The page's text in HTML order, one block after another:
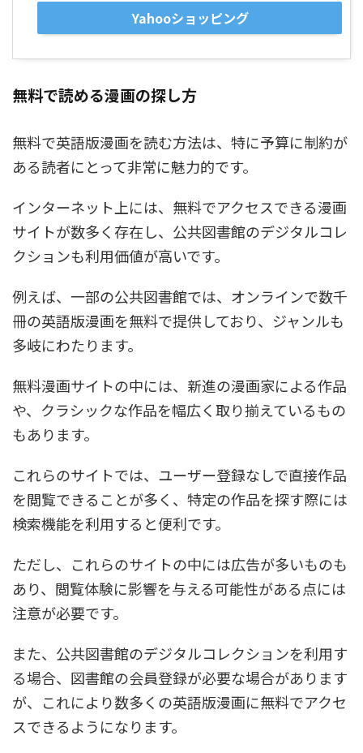
Yahooショッピング
無料で読める漫画の探し方
無料で英語版漫画を読む方法は、特に予算に制約が
ある読者にとって非常に魅力的です。
インターネット上には、無料でアクセスできる漫画
サイトが数多く存在し、公共図書館のデジタルコレ
クションも利用価値が高いです。
例えば、一部の公共図書館では、オンラインで数千
冊の英語版漫画を無料で提供しており、ジャンルも
多岐にわたります。
無料漫画サイトの中には、新進の漫画家による作品
や、クラシックな作品を幅広く取り揃えているもの
もあります。
これらのサイトでは、ユーザー登録なしで直接作品
を閲覧できることが多く、特定の作品を探す際には
検索機能を利用すると便利です。
ただし、これらのサイトの中には広告が多いものも
あり、閲覧体験に影響を与える可能性がある点には
注意が必要です。
また、公共図書館のデジタルコレクションを利用す
る場合、図書館の会員登録が必要な場合があります
が、これにより数多くの英語版漫画に無料でアクセ
スできるようになります。